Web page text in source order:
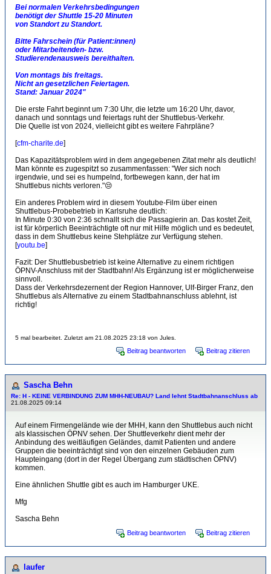
Bei normalen Verkehrsbedingungen
benötigt der Shuttle 15-20 Minuten
von Standort zu Standort.
Bitte Fahrschein (für Patient:innen)
oder Mitarbeitenden- bzw.
Studierendenausweis bereithalten.
Von montags bis freitags.
Nicht an gesetzlichen Feiertagen.
Stand: Januar 2024"
Die erste Fahrt beginnt um 7:30 Uhr, die letzte um 16:20 Uhr, davor,
danach und sonntags und feiertags ruht der Shuttlebus-Verkehr.
Die Quelle ist von 2024, vielleicht gibt es weitere Fahrpläne?
[cfm-charite.de]
Das Kapazitätsproblem wird in dem angegebenen Zitat mehr als deutlich!
Man könnte es zugespitzt so zusammenfassen: "Wer sich noch
irgendwie, und sei es humpelnd, fortbewegen kann, der hat im
Shuttlebus nichts verloren."😒
Ein anderes Problem wird in diesem Youtube-Film über einen
Shuttlebus-Probebetrieb in Karlsruhe deutlich:
In Minute 0:30 von 2:36 schnallt sich die Passagierin an. Das kostet Zeit,
ist für körperlich Beeinträchtigte oft nur mit Hilfe möglich und es bedeutet,
dass in dem Shuttlebus keine Stehplätze zur Verfügung stehen.
[youtu.be]
Fazit: Der Shuttlebusbetrieb ist keine Alternative zu einem richtigen
ÖPNV-Anschluss mit der Stadtbahn! Als Ergänzung ist er möglicherweise
sinnvoll.
Dass der Verkehrsdezernent der Region Hannover, Ulf-Birger Franz, den
Shuttlebus als Alternative zu einem Stadtbahnanschluss ablehnt, ist
richtig!
5 mal bearbeitet. Zuletzt am 21.08.2025 23:18 von Jules.
Beitrag beantworten Beitrag zitieren
Sascha Behn
Re: H - KEINE VERBINDUNG ZUM MHH-NEUBAU? Land lehnt Stadtbahnanschluss ab
21.08.2025 09:14
Auf einem Firmengelände wie der MHH, kann den Shuttlebus auch nicht
als klassischen ÖPNV sehen. Der Shuttleverkehr dient mehr der
Anbindung des weitläufigen Geländes, damit Patienten und andere
Gruppen die beeinträchtigt sind von den einzelnen Gebäuden zum
Haupteingang (dort in der Regel Übergang zum städtischen ÖPNV)
kommen.
Eine ähnlichen Shuttle gibt es auch im Hamburger UKE.
Mfg
Sascha Behn
Beitrag beantworten Beitrag zitieren
laufer